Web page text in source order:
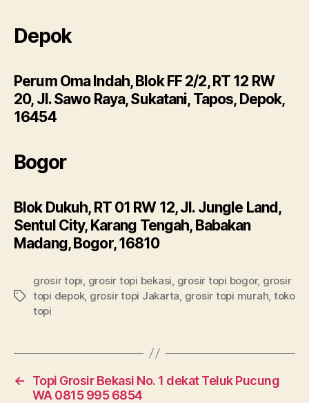
Depok
Perum Oma Indah, Blok FF 2/2, RT 12 RW
20, Jl. Sawo Raya, Sukatani, Tapos, Depok,
16454
Bogor
Blok Dukuh, RT 01 RW 12, Jl. Jungle Land,
Sentul City, Karang Tengah, Babakan
Madang, Bogor, 16810
Tags
grosir topi grosir topi bekasi grosir topi bogor, grosir
topi depok, grosir topi Jakarta grosir topi murah toko
topi
←
Topi Grosir Bekasi No. 1 dekat Teluk Pucung
WA 0815 995 6854